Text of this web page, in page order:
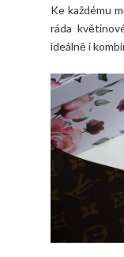
Ke každému
ráda
ideálně i